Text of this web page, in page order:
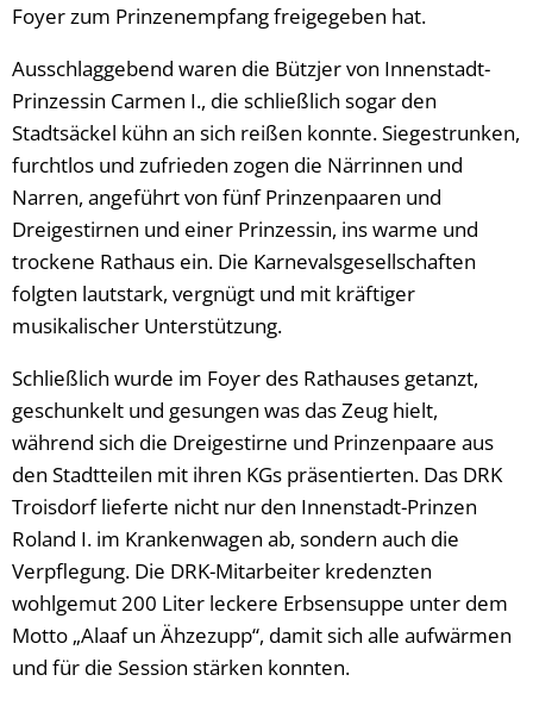
Foyer zum Prinzenempfang freigegeben hat.
Ausschlaggebend waren die Bützjer von Innenstadt-
Prinzessin Carmen I., die schließlich sogar den
Stadtsäckel kühn an sich reißen konnte. Siegestrunken,
furchtlos und zufrieden zogen die Närrinnen und
Narren, angeführt von fünf Prinzenpaaren und
Dreigestirnen und einer Prinzessin, ins warme und
trockene Rathaus ein. Die Karnevalsgesellschaften
folgten lautstark, vergnügt und mit kräftiger
musikalischer Unterstützung.
Schließlich wurde im Foyer des Rathauses getanzt,
geschunkelt und gesungen was das Zeug hielt,
während sich die Dreigestirne und Prinzenpaare aus
den Stadtteilen mit ihren KGs präsentierten. Das DRK
Troisdorf lieferte nicht nur den Innenstadt-Prinzen
Roland I. im Krankenwagen ab, sondern auch die
Verpflegung. Die DRK-Mitarbeiter kredenzten
wohlgemut 200 Liter leckere Erbsensuppe unter dem
Motto „Alaaf un Ähzezupp“, damit sich alle aufwärmen
und für die Session stärken konnten.